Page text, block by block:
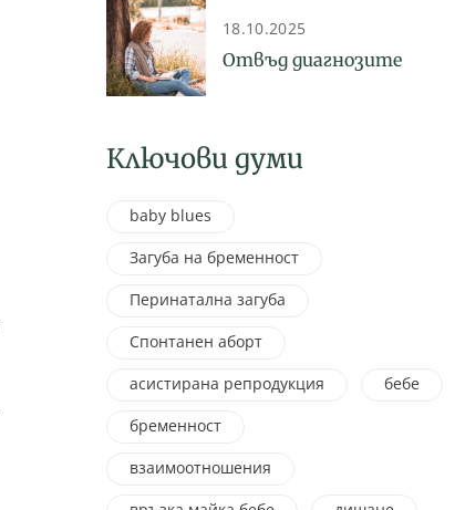
Отвъд диагнозите
18.10.2025
Ключови думи
baby blues
Загуба на бременност
Перинатална загуба
Спонтанен аборт
асистирана репродукция
бебе
бременност
взаимоотношения